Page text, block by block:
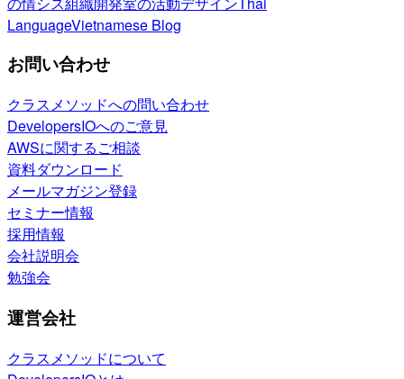
LanguageVietnamese Blog
お問い合わせ
クラスメソッドへの問い合わせ
DevelopersIOへのご意見
AWSに関するご相談
資料ダウンロード
メールマガジン登録
セミナー情報
採用情報
会社説明会
勉強会
運営会社
クラスメソッドについて